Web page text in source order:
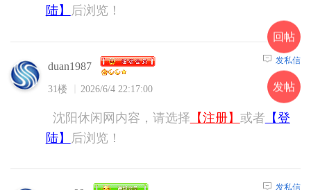
陆】
后浏览！
duan1987
31楼 2026/6/4 22:17:00
发私信
沈阳休闲网内容，请选择 【注册】 或者 【登
陆】
后浏览！
发私信
回帖
发帖